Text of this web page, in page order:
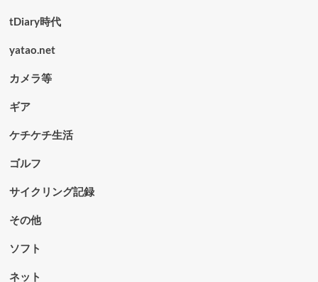
tDiary時代
yatao.net
カメラ等
ギア
ケチケチ生活
ゴルフ
サイクリング記録
その他
ソフト
ネット